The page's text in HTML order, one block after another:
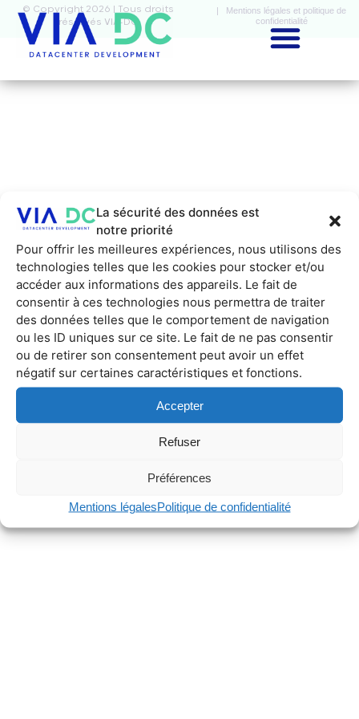
La sécurité des données est
notre priorité
Pour offrir les meilleures expériences, nous utilisons des
technologies telles que les cookies pour stocker et/ou
accéder aux informations des appareils. Le fait de
consentir à ces technologies nous permettra de traiter
des données telles que le comportement de navigation
ou les ID uniques sur ce site. Le fait de ne pas consentir
ou de retirer son consentement peut avoir un effet
négatif sur certaines caractéristiques et fonctions.
Accepter
Refuser
Préférences
Mentions légalesPolitique de confidentialité
© Copyright 2026 | Tous droits
réservés VIA-DC
| Mentions légales et politique de
confidentialité